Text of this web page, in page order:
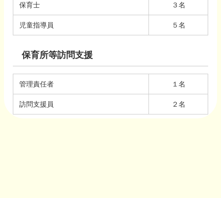
保育士 ３名
児童指導員 ５名
保育所等訪問支援
管理責任者 １名
訪問支援員 ２名